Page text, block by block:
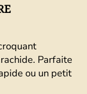
Parfaite
ou un petit